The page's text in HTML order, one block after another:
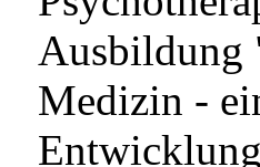
Ausbildung
Medizin -